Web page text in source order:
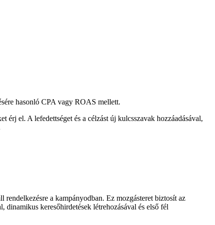
hasonló CPA vagy ROAS mellett.
el. A lefedettséget és a célzást új kulcsszavak hozzáadásával,
a kampányodban. Ez mozgásteret biztosít az
dinamikus keresőhirdetések létrehozásával és első fél